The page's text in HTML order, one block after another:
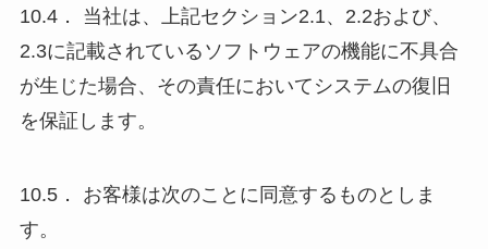
10.4． 当社は、上記セクション2.1、2.2および、
2.3に記載されているソフトウェアの機能に不具合
が生じた場合、その責任においてシステムの復旧
を保証します。
10.5． お客様は次のことに同意するものとしま
す。